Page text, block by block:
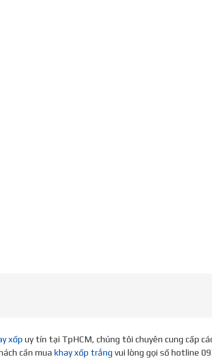
xốp uy tín tại TpHCM, chúng tôi chuyên cung cấp
cần mua khay xốp trắng vui lòng gọi số hotline